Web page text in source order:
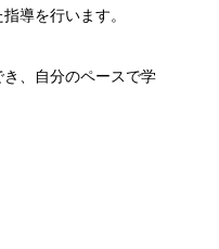
導を行います。
、自分のペースで学